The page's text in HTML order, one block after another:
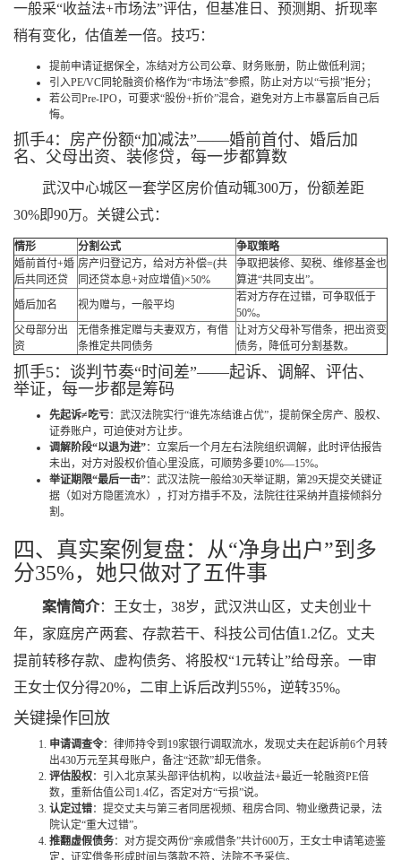
一般采“收益法+市场法”评估，但基准日、预测期、折现率
稍有变化，估值差一倍。技巧：
提前申请证据保全，冻结对方公司公章、财务账册，防止做低利润；
引入PE/VC同轮融资价格作为“市场法”参照，防止对方以“亏损”拒分；
若公司Pre-IPO，可要求“股份+折价”混合，避免对方上市暴富后自己后
悔。
抓手4：房产份额“加减法”——婚前首付、婚后加
名、父母出资、装修贷，每一步都算数
武汉中心城区一套学区房价值动辄300万，份额差距
30%即90万。关键公式：
情形 分割公式
争取策略
婚前首付+婚
后共同还贷
房产归登记方，给对方补偿=(共
同还贷本息+对应增值)×50%
争取把装修、契税、维修基金也
算进“共同支出”。
婚后加名
视为赠与，一般平均
若对方存在过错，可争取低于
50%。
父母部分出
资
无借条推定赠与夫妻双方，有借
条推定共同债务
让对方父母补写借条，把出资变
债务，降低可分割基数。
抓手5：谈判节奏“时间差”——起诉、调解、评估、
举证，每一步都是筹码
先起诉≠吃亏：武汉法院实行“谁先冻结谁占优”，提前保全房产、股权、
证券账户，可迫使对方让步。
调解阶段“以退为进”：立案后一个月左右法院组织调解，此时评估报告
未出，对方对股权价值心里没底，可顺势多要10%—15%。
举证期限“最后一击”：武汉法院一般给30天举证期，第29天提交关键证
据（如对方隐匿流水），打对方措手不及，法院往往采纳并直接倾斜分
割。
四、真实案例复盘：从“净身出户”到多
分35%，她只做对了五件事
案情简介：王女士，38岁，武汉洪山区，丈夫创业十
年，家庭房产两套、存款若干、科技公司估值1.2亿。丈夫
提前转移存款、虚构债务、将股权“1元转让”给母亲。一审
王女士仅分得20%，二审上诉后改判55%，逆转35%。
关键操作回放
申请调查令：律师持令到19家银行调取流水，发现丈夫在起诉前6个月转
出430万元至其母账户，备注“还款”却无借条。
评估股权：引入北京某头部评估机构，以收益法+最近一轮融资PE倍
数，重新估值公司1.4亿，否定对方“亏损”说。
认定过错：提交丈夫与第三者同居视频、租房合同、物业缴费记录，法
院认定“重大过错”。
推翻虚假债务：对方提交两份“亲戚借条”共计600万，王女士申请笔迹鉴
定，证实借条形成时间与落款不符，法院不予采信。